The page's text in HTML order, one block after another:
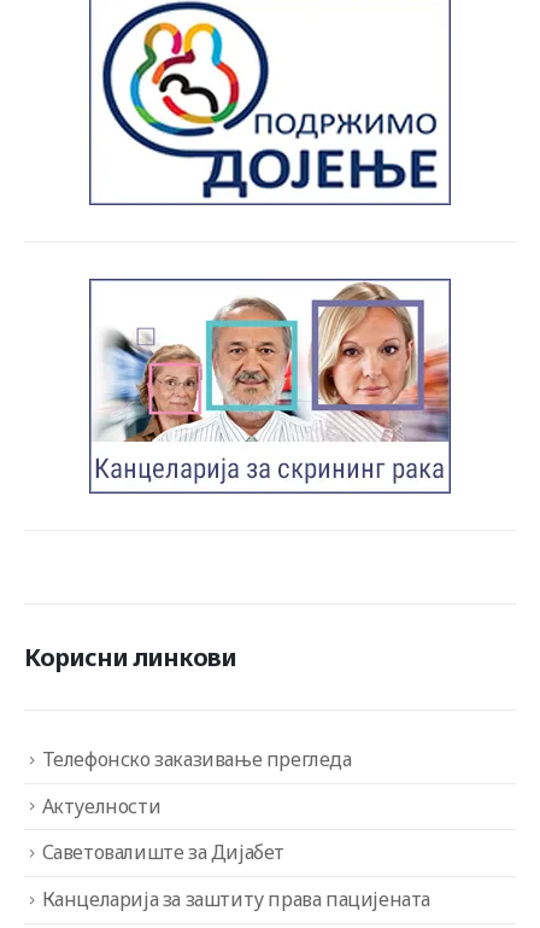
Корисни линкови
Телефонско заказивање прегледа
Актуелности
Саветовалиште за Дијабет
Канцеларија за заштиту права пацијената